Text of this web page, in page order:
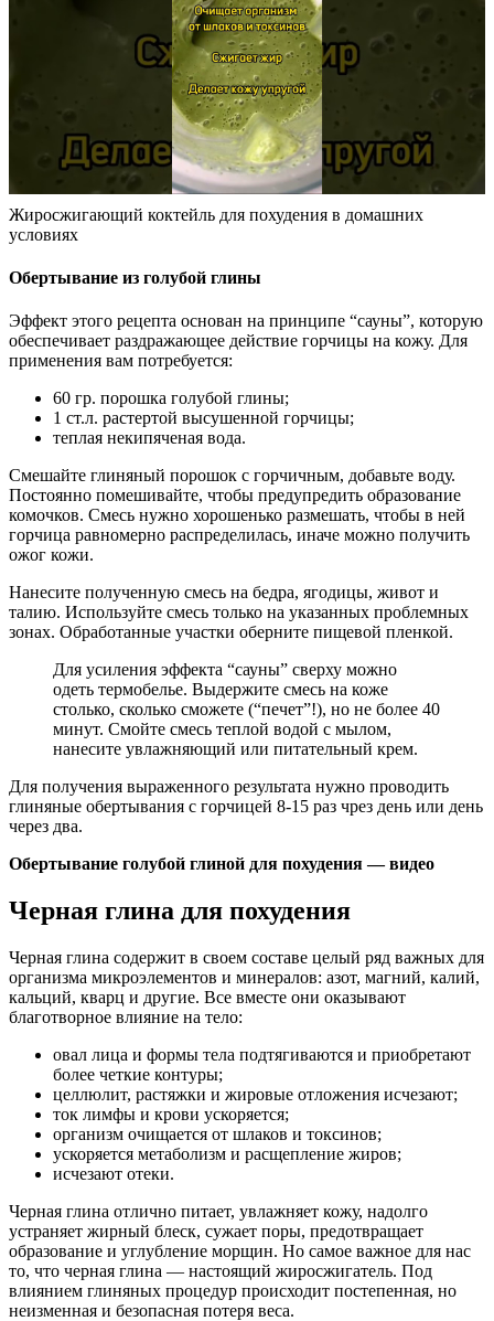
Жиросжигающий коктейль для похудения в домашних
условиях
Обертывание из голубой глины
Эффект этого рецепта основан на принципе “сауны”, которую
обеспечивает раздражающее действие горчицы на кожу. Для
применения вам потребуется:
60 гр. порошка голубой глины;
1 ст.л. растертой высушенной горчицы;
теплая некипяченая вода.
Смешайте глиняный порошок с горчичным, добавьте воду.
Постоянно помешивайте, чтобы предупредить образование
комочков. Смесь нужно хорошенько размешать, чтобы в ней
горчица равномерно распределилась, иначе можно получить
ожог кожи.
Нанесите полученную смесь на бедра, ягодицы, живот и
талию. Используйте смесь только на указанных проблемных
зонах. Обработанные участки оберните пищевой пленкой.
Для усиления эффекта “сауны” сверху можно
одеть термобелье. Выдержите смесь на коже
столько, сколько сможете (“печет”!), но не более 40
минут. Смойте смесь теплой водой с мылом,
нанесите увлажняющий или питательный крем.
Для получения выраженного результата нужно проводить
глиняные обертывания с горчицей 8-15 раз чрез день или день
через два.
Обертывание голубой глиной для похудения — видео
Черная глина для похудения
Черная глина содержит в своем составе целый ряд важных для
организма микроэлементов и минералов: азот, магний, калий,
кальций, кварц и другие. Все вместе они оказывают
благотворное влияние на тело:
овал лица и формы тела подтягиваются и приобретают
более четкие контуры;
целлюлит, растяжки и жировые отложения исчезают;
ток лимфы и крови ускоряется;
организм очищается от шлаков и токсинов;
ускоряется метаболизм и расщепление жиров;
исчезают отеки.
Черная глина отлично питает, увлажняет кожу, надолго
устраняет жирный блеск, сужает поры, предотвращает
образование и углубление морщин. Но самое важное для нас
то, что черная глина — настоящий жиросжигатель. Под
влиянием глиняных процедур происходит постепенная, но
неизменная и безопасная потеря веса.